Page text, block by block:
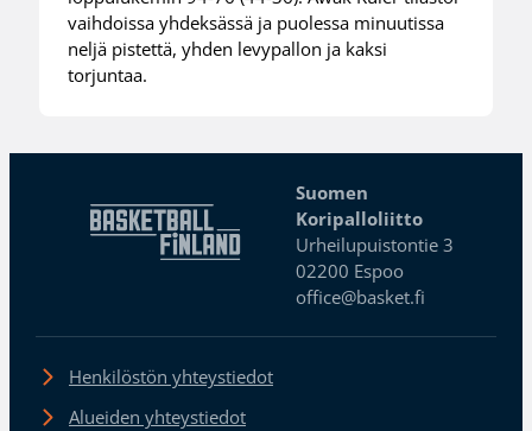
vaihdoissa yhdeksässä ja puolessa minuutissa
neljä pistettä, yhden levypallon ja kaksi
torjuntaa.
Suomen
Koripalloliitto
Urheilupuistontie 3
02200 Espoo
office@basket.fi
Henkilöstön yhteystiedot
Alueiden yhteystiedot